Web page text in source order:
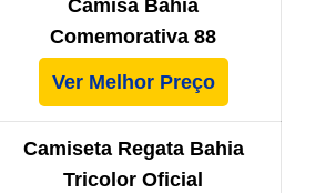
Camisa Bahia
Comemorativa 88
Ver Melhor Preço
Camiseta Regata Bahia
Tricolor Oficial